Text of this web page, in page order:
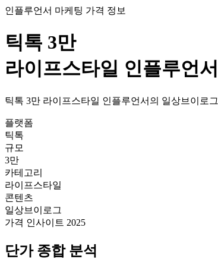
인플루언서 마케팅 가격 정보
틱톡 3만
라이프스타일 인플루언서
틱톡 3만 라이프스타일 인플루언서의 일상브이로그
플랫폼
틱톡
규모
3만
카테고리
라이프스타일
콘텐츠
일상브이로그
가격 인사이트 2025
단가종합 분석